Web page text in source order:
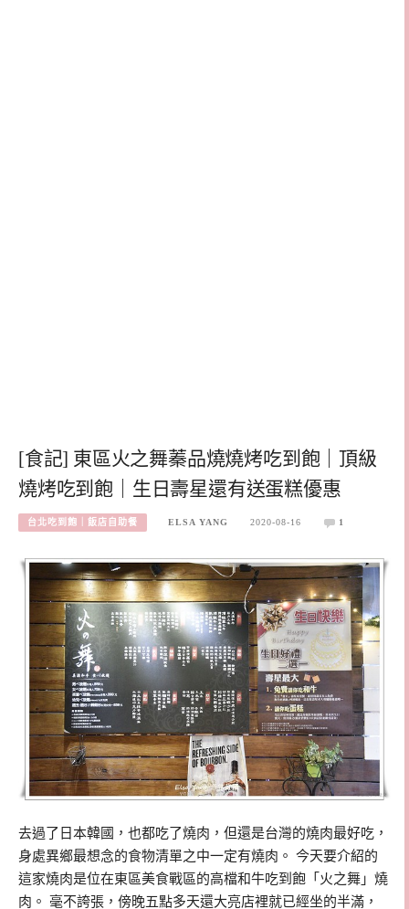
[食記] 東區火之舞蓁品燒燒烤吃到飽｜頂級
燒烤吃到飽｜生日壽星還有送蛋糕優惠
台北吃到飽｜飯店自助餐 ELSA YANG 2020-08-16 1
去過了日本韓國，也都吃了燒肉，但還是台灣的燒肉最好吃，
身處異鄉最想念的食物清單之中一定有燒肉。 今天要介紹的
這家燒肉是位在東區美食戰區的高檔和牛吃到飽「火之舞」燒
肉。 毫不誇張，傍晚五點多天還大亮店裡就已經坐的半滿，